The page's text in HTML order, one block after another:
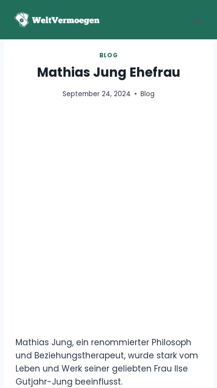
Inhalt
BLOG
Mathias Jung Ehefrau
September 24, 2024 Blog
Mathias Jung, ein renommierter Philosoph
und Beziehungstherapeut, wurde stark vom
Leben und Werk seiner geliebten Frau Ilse
Gutjahr-Jung beeinflusst.